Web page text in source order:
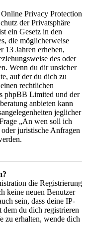
Privacy Protection
der Privatsphäre
ein Gesetz in den
die möglicherweise
13 Jahren erheben,
des oder
Wenn du dir unsicher
auf der du dich zu
rechtlichen
phpBB Limited und der
anbieten kann
jeglicher
„An wen soll ich
juristische Anfragen
die Registrierung
keine neuen Benutzer
sein, dass deine IP-
dem du dich registrieren
zu erhalten, wende dich